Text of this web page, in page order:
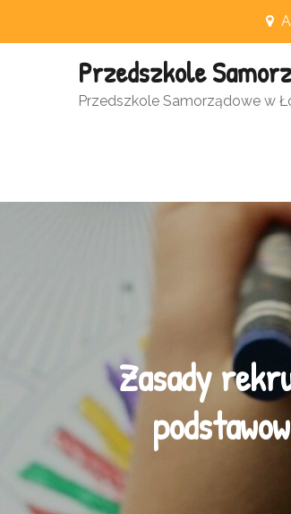
Przedszkole
Przedszkole Samorządowe w
Zasady